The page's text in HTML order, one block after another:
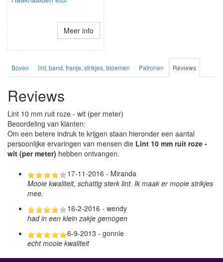
Meer info
Boven lint, band, franje, strikjes, bloemen Patronen Reviews
Reviews
Lint 10 mm ruit roze - wit (per meter)
Beoordeling van klanten:
Om een betere indruk te krijgen staan hieronder een aantal
persoonlijke ervaringen van mensen die Lint 10 mm ruit roze -
wit (per meter) hebben ontvangen.
17-11-2016 - Miranda
Mooie kwaliteit, schattig sterk lint. Ik maak er mooie strikjes
mee.
16-2-2016 - wendy
had in een klein zakje gemogen
6-9-2013 - gonnie
echt mooie kwaliteit